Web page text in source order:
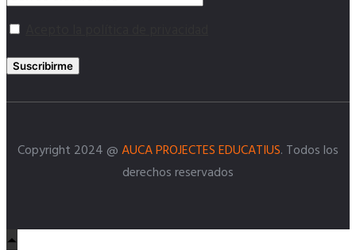
Suscribirme
Copyright 2024 @AUCA PROJECTES EDUCATIUS. Todos los
derechos reservados